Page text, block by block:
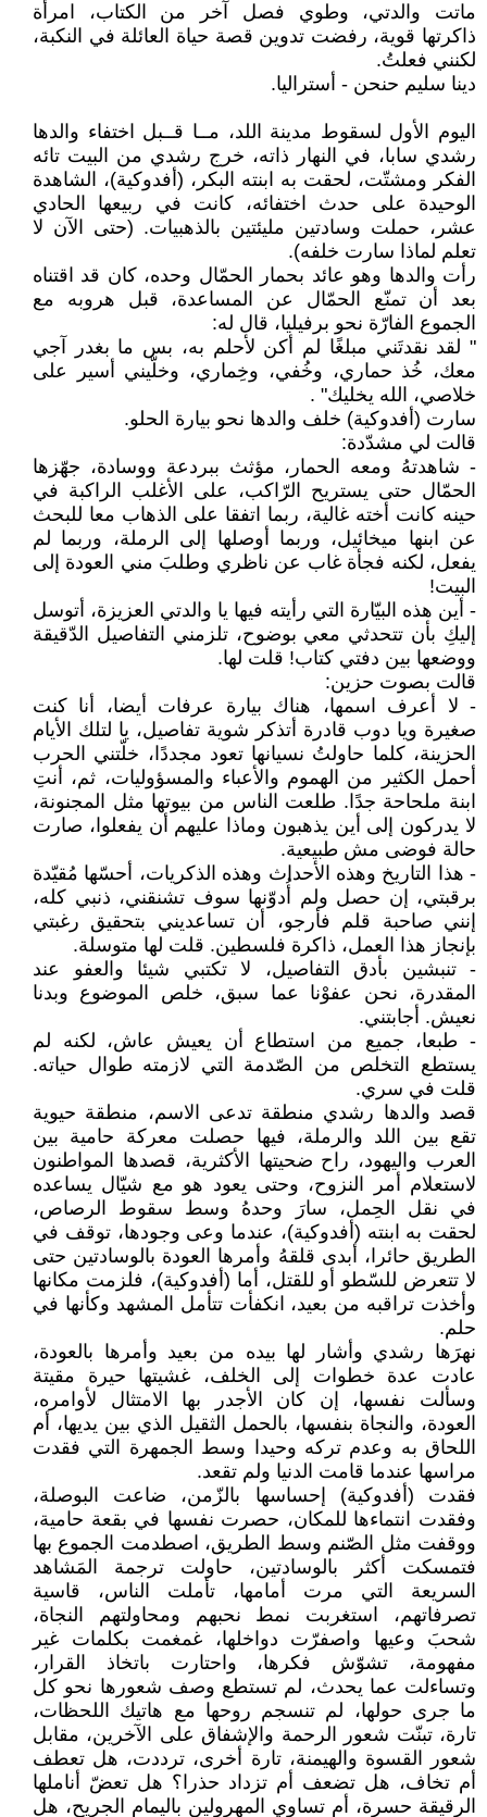
ماتت والدتي، وطوي فصل آخر من الكتاب، امرأة
ذاكرتها قوية، رفضت تدوين قصة حياة العائلة في النكبة،
لكنني فعلتُ.
دينا سليم حنحن - أستراليا.
اليوم الأول لسقوط مدينة اللد، مــا قــبل اختفاء والدها
رشدي سابا، في النهار ذاته، خرج رشدي من البيت تائه
الفكر ومشتّت، لحقت به ابنته البكر، (أفدوكية)، الشاهدة
الوحيدة على حدث اختفائه، كانت في ربيعها الحادي
عشر، حملت وسادتين مليئتين بالذهبيات. (حتى الآن لا
تعلم لماذا سارت خلفه).
رأت والدها وهو عائد بحمار الحمّال وحده، كان قد اقتناه
بعد أن تمنّع الحمّال عن المساعدة، قبل هروبه مع
الجموع الفارّة نحو برفيليا، قال له:
" لقد نقدتَني مبلغًا لم أكن لأحلم به، بس ما بغدر آجي
معك، خُذ حماري، وخُفي، وخِماري، وخلّيني أسير على
خلاصي، الله يخليك" .
سارت (أفدوكية) خلف والدها نحو بيارة الحلو.
قالت لي مشدّدة:
- شاهدتهُ ومعه الحمار، مؤثث ببردعة ووسادة، جهّزها
الحمّال حتى يستريح الرّاكب، على الأغلب الراكبة في
حينه كانت أخته غالية، ربما اتفقا على الذهاب معا للبحث
عن ابنها ميخائيل، وربما أوصلها إلى الرملة، وربما لم
يفعل، لكنه فجأة غاب عن ناظري وطلبَ مني العودة إلى
البيت!
- أين هذه البيّارة التي رأيته فيها يا والدتي العزيزة، أتوسل
إليكِ بأن تتحدثي معي بوضوح، تلزمني التفاصيل الدّقيقة
ووضعها بين دفتي كتاب! قلت لها.
قالت بصوت حزين:
- لا أعرف اسمها، هناك بيارة عرفات أيضا، أنا كنت
صغيرة ويا دوب قادرة أتذكر شوية تفاصيل، يا لتلك الأيام
الحزينة، كلما حاولتُ نسيانها تعود مجددًا، خلّتني الحرب
أحمل الكثير من الهموم والأعباء والمسؤوليات، ثم، أنتِ
ابنة ملحاحة جدًا. طلعت الناس من بيوتها مثل المجنونة،
لا يدركون إلى أين يذهبون وماذا عليهم أن يفعلوا، صارت
حالة فوضى مش طبيعية.
- هذا التاريخ وهذه الأحداث وهذه الذكريات، أحسّها مُقيّدة
برقبتي، إن حصل ولم أُدوّنها سوف تشنقني، ذنبي كله،
إنني صاحبة قلم فأرجو، أن تساعديني بتحقيق رغبتي
بإنجاز هذا العمل، ذاكرة فلسطين. قلت لها متوسلة.
- تنبشين بأدق التفاصيل، لا تكتبي شيئا والعفو عند
المقدرة، نحن عفوْنا عما سبق، خلص الموضوع وبدنا
نعيش. أجابتني.
- طبعا، جميع من استطاع أن يعيش عاش، لكنه لم
يستطع التخلص من الصّدمة التي لازمته طوال حياته.
قلت في سري.
قصد والدها رشدي منطقة تدعى الاسم، منطقة حيوية
تقع بين اللد والرملة، فيها حصلت معركة حامية بين
العرب واليهود، راح ضحيتها الأكثرية، قصدها المواطنون
لاستعلام أمر النزوح، وحتى يعود هو مع شيّال يساعده
في نقل الحِمل، سارَ وحدهُ وسط سقوط الرصاص،
لحقت به ابنته (أفدوكية)، عندما وعى وجودها، توقف في
الطريق حائرا، أبدى قلقهُ وأمرها العودة بالوسادتين حتى
لا تتعرض للسّطو أو للقتل، أما (أفدوكية)، فلزمت مكانها
وأخذت تراقبه من بعيد، انكفأت تتأمل المشهد وكأنها في
حلم.
نهرَها رشدي وأشار لها بيده من بعيد وأمرها بالعودة،
عادت عدة خطوات إلى الخلف، غشيتها حيرة مقيتة
وسألت نفسها، إن كان الأجدر بها الامتثال لأوامره،
العودة، والنجاة بنفسها، بالحمل الثقيل الذي بين يديها، أم
اللحاق به وعدم تركه وحيدا وسط الجمهرة التي فقدت
مراسها عندما قامت الدنيا ولم تقعد.
فقدت (أفدوكية) إحساسها بالزّمن، ضاعت البوصلة،
وفقدت انتماءها للمكان، حصرت نفسها في بقعة حامية،
ووقفت مثل الصّنم وسط الطريق، اصطدمت الجموع بها
فتمسكت أكثر بالوسادتين، حاولت ترجمة المَشاهد
السريعة التي مرت أمامها، تأملت الناس، قاسية
تصرفاتهم، استغربت نمط نحبهم ومحاولتهم النجاة،
شحبَ وعيها واصفرّت دواخلها، غمغمت بكلمات غير
مفهومة، تشوّش فكرها، واحتارت باتخاذ القرار،
وتساءلت عما يحدث، لم تستطع وصف شعورها نحو كل
ما جرى حولها، لم تنسجم روحها مع هاتيك اللحظات،
تارة، تبنّت شعور الرحمة والإشفاق على الآخرين، مقابل
شعور القسوة والهيمنة، تارة أخرى، ترددت، هل تعطف
أم تخاف، هل تضعف أم تزداد حذرا؟ هل تعضّ أناملها
الرقيقة حسرة، أم تساوي المهرولين باليمام الجريح، هل